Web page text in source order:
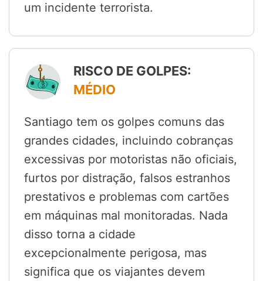
um incidente terrorista.
RISCO DE GOLPES:
MÉDIO
Santiago tem os golpes comuns das
grandes cidades, incluindo cobranças
excessivas por motoristas não oficiais,
furtos por distração, falsos estranhos
prestativos e problemas com cartões
em máquinas mal monitoradas. Nada
disso torna a cidade
excepcionalmente perigosa, mas
significa que os viajantes devem